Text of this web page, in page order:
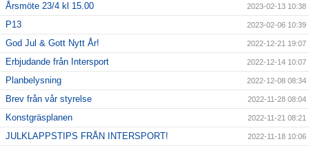
Årsmöte 23/4 kl 15.00 2023-02-13 10:38
P13 2023-02-06 10:39
God Jul & Gott Nytt År! 2022-12-21 19:07
Erbjudande från Intersport 2022-12-14 10:07
Planbelysning 2022-12-08 08:34
Brev från vår styrelse 2022-11-28 08:04
Konstgräsplanen 2022-11-21 08:21
JULKLAPPSTIPS FRÅN INTERSPORT! 2022-11-18 10:06